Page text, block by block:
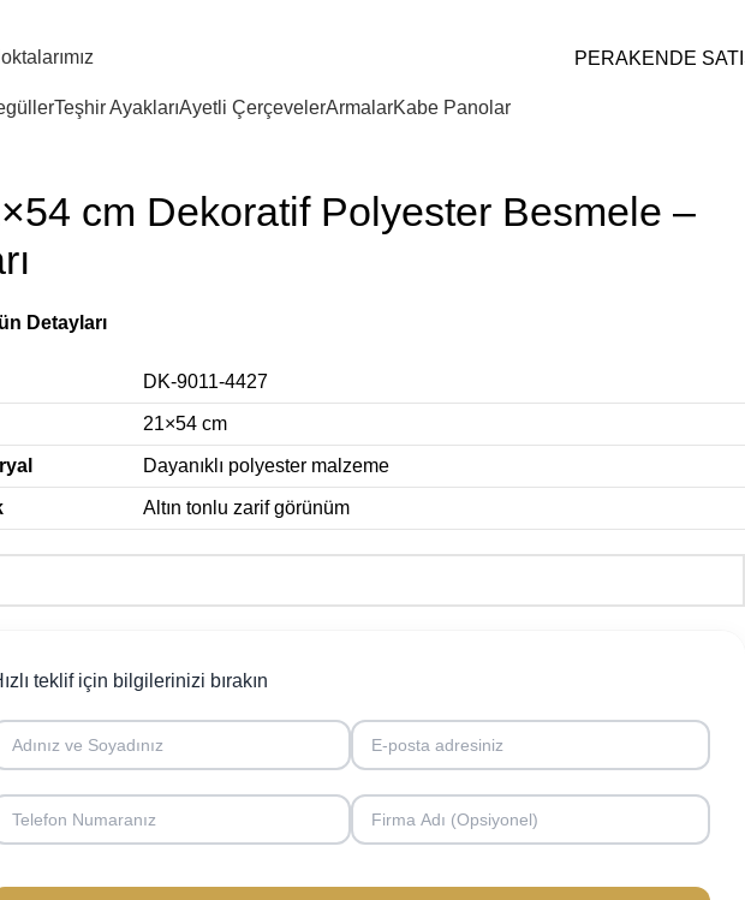
PERAKENDE
Teşhir AyaklarıAyetli ÇerçevelerArmalarKabe Panolar
cm Dekoratif Polyester Besmele –
Detayları
DK-9011-4427
21×54 cm
Dayanıklı polyester malzeme
Altın tonlu zarif görünüm
teklif için bilgilerinizi bırakın